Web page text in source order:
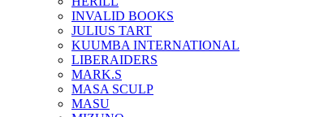
INVALID BOOKS
JULIUS TART
KUUMBA INTERNATIONAL
LIBERAIDERS
MARK.S
MASA SCULP
MASU